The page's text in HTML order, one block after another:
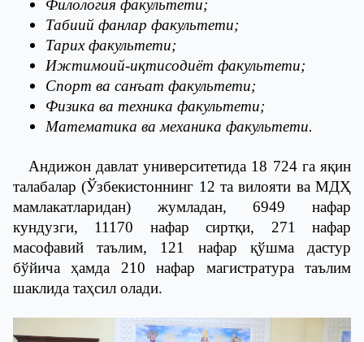
Филология факультети;
Табиий фанлар факультети;
Тарих факультети;
Ижтимоий-иқтисодиёт факультети;
Спорт ва санъат факультети;
Физика ва техника факультети;
Математика ва механика факультети.
Андижон давлат университетида 18 724 га яқин
талабалар (Ўзбекистоннинг 12 та вилояти ва МДҲ
мамлакатларидан) жумладан, 6949 нафар
кундузги, 11170 нафар сиртқи, 271 нафар
масофавий таълим, 121 нафар қўшма дастур
бўйича ҳамда 210 нафар магистратура таълим
шаклида таҳсил олади.